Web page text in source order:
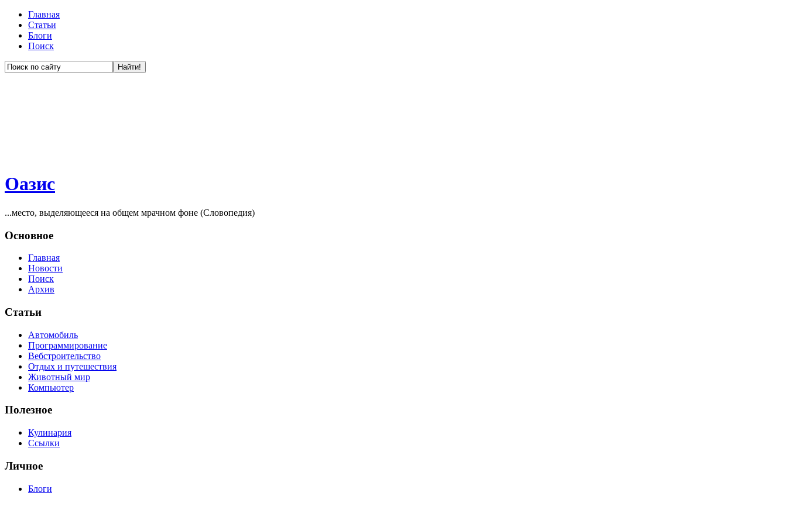
Главная
Статьи
Блоги
Поиск
Оазис
...место, выделяющееся на общем мрачном фоне (Словопедия)
Основное
Главная
Новости
Поиск
Архив
Статьи
Автомобиль
Программирование
Вебстроительство
Отдых и путешествия
Животный мир
Компьютер
Полезное
Кулинария
Ссылки
Личное
Блоги